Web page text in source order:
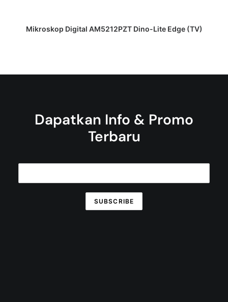
DAPATKAN PENAWARAN HARGA
Mikroskop Digital AM5212PZT Dino-Lite Edge (TV)
Dapatkan Info & Promo
Terbaru